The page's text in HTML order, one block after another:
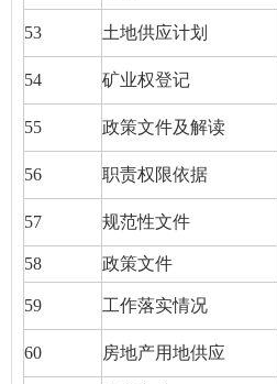
53 土地供应计划
54 矿业权登记
55 政策文件及解读
56 职责权限依据
57 规范性文件
58 政策文件
59 工作落实情况
60 房地产用地供应